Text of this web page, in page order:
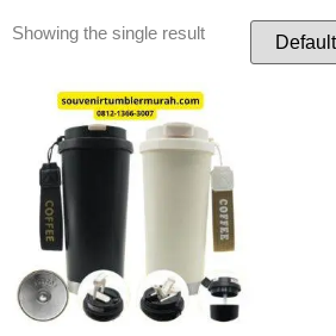
Showing the single result